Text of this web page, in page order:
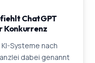
ChatGPT
Konkurrenz
Systeme nach
dabei genannt